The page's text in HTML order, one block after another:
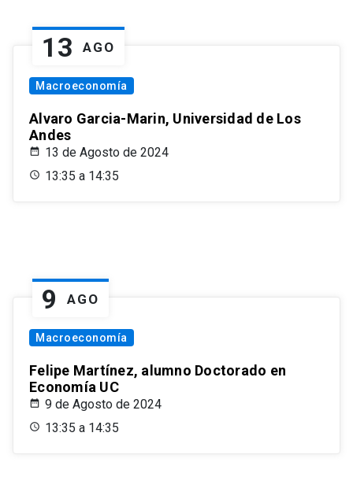
13 AGO
Macroeconomía
Alvaro Garcia-Marin, Universidad de Los
Andes
13 de Agosto de 2024
13:35 a 14:35
9 AGO
Macroeconomía
Felipe Martínez, alumno Doctorado en
Economía UC
9 de Agosto de 2024
13:35 a 14:35